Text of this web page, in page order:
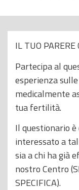
IL TUO PARERE
Partecipa al
esperienza
medicalmente
tua fertilità.
Il questionario
interessato a
sia a chi ha già
nostro Centro
SPECIFICA).